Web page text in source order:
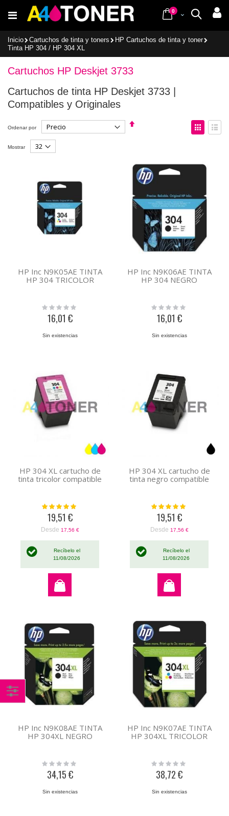
al
contenido
Buscar
Cart
0items
Inicio Cartuchos de tinta y toners
HP Cartuchos de tinta y toner
Tinta HP 304 / HP 304 XL
Cartuchos HP Deskjet 3733
Cartuchos de tinta HP Deskjet 3733 |
Compatibles y Originales
Ordenar por
Fijar
Ver
como
Mostrar
HP Inc N9K05AE TINTA
HP 304 TRICOLOR
Rating:
16,01 €
Sin existencias
HP Inc N9K06AE TINTA
HP 304 NEGRO
Rating:
16,01 €
Sin existencias
HP 304 XL cartucho de
tinta tricolor compatible
Valoración:
19,51 €
Desde 17,56 €
Recíbelo el
11/08/2026
HP 304 XL cartucho de
tinta negro compatible
Valoración:
19,51 €
Desde 17,56 €
Recíbelo el
11/08/2026
HP Inc N9K08AE TINTA
HP 304XL NEGRO
Rating:
34,15 €
Sin existencias
HP Inc N9K07AE TINTA
HP 304XL TRICOLOR
Rating:
38,72 €
Sin existencias
Comprar